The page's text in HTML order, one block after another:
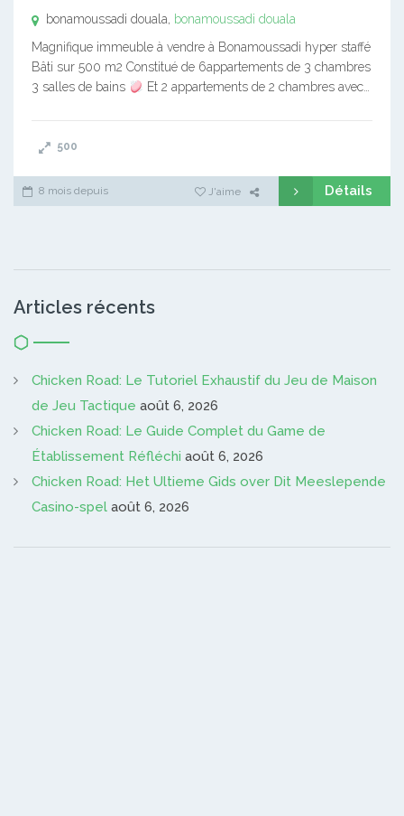
bonamoussadi douala, bonamoussadi douala
Magnifique immeuble à vendre à Bonamoussadi hyper staffé
Bâti sur 500 m2 Constitué de 6appartements de 3 chambres
3 salles de bains
Et 2 appartements de 2 chambres avec…
500
8 mois depuis J'aime Détails
Articles récents
Chicken Road: Le Tutoriel Exhaustif du Jeu de Maison
de Jeu Tactique août 6, 2026
Chicken Road: Le Guide Complet du Game de
Établissement Réfléchi août 6, 2026
Chicken Road: Het Ultieme Gids over Dit Meeslepende
Casino-spel août 6, 2026